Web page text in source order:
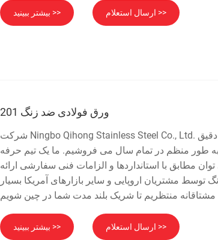
بیشتر ببینید >> ارسال استعلام >>
ورق فولادی ضد زنگ 201
شرکت Ningbo Qihong Stainless Steel Co., Ltd. متخصص در ورق فولادی ضد زنگ دقیق
زنگ را به طور منظم در تمام سال می فروشیم. ما یک تیم حرفه
مطابق با استانداردها و الزامات فنی سفارشی ارائه
مشتریان اروپایی و سایر بازارهای آمریکا بسیار
بیشتر ببینید >> ارسال استعلام >>